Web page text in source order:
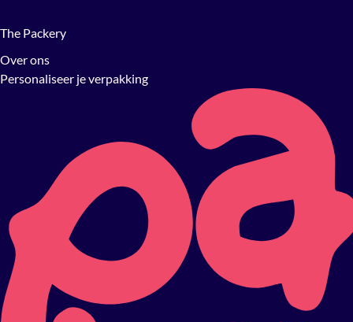
The Packery
Over ons
Personaliseer je verpakking